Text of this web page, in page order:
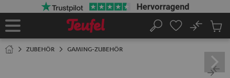
Startseite
Suche
No
ZUBEHÖR GAMING-ZUBEHÖR